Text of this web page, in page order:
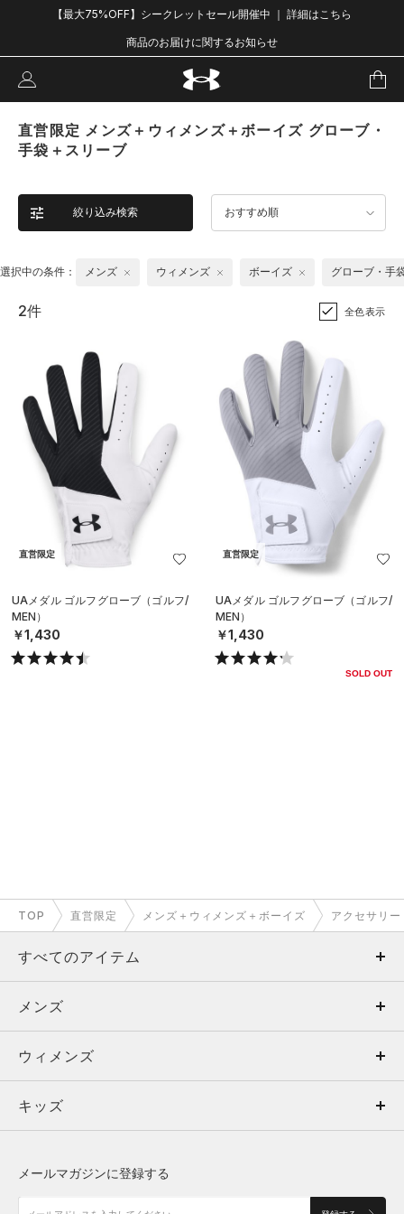
【最大75%OFF】シークレットセール開催中 ｜ 詳細はこちら
商品のお届けに関するお知らせ
直営限定 メンズ＋ウィメンズ＋ボーイズ グローブ・
手袋＋スリーブ
絞り込み検索 おすすめ順
選択中の条件： メンズ ウィメンズ ボーイズ グローブ・手
2件 全色表示
直営限定
UAメダル ゴルフグローブ（ゴルフ/
MEN）
￥1,430
直営限定
UAメダル ゴルフグローブ（ゴルフ/
MEN）
￥1,430
SOLD OUT
TOP 直営限定 メンズ＋ウィメンズ＋ボーイズ アクセサリー
すべてのアイテム
メンズ
ウィメンズ
キッズ
アクセサリー
メンズ
トップス
ボトムス
アクセサリー
ウィメンズ
トップス
シューズ
キッズ
メールマガジンに登録する